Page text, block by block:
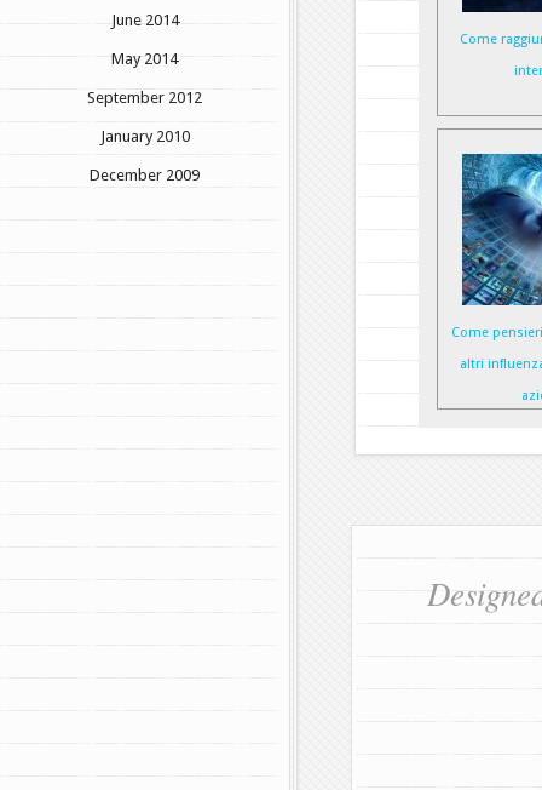
June 2014
May 2014
September 2012
January 2010
December 2009
Come
Come
altri